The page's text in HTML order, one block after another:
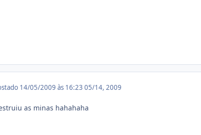
14/05/2009 às 16:23 05/14, 2009
as minas hahahaha